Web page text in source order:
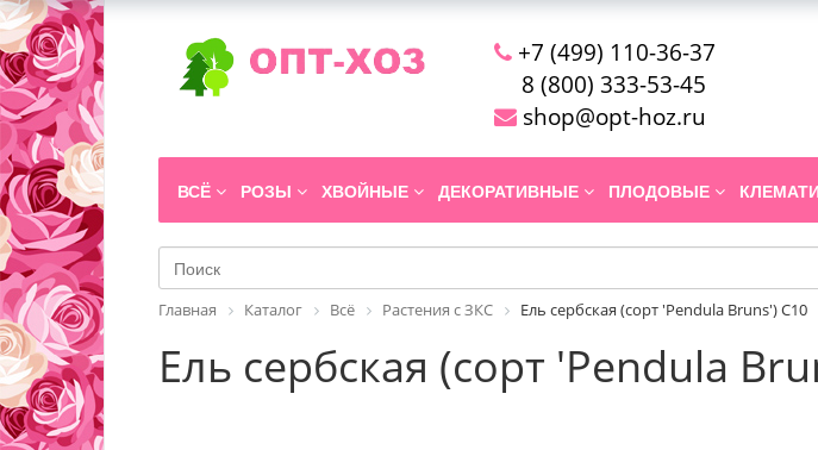
+7 (499) 110-36-37
8 (800) 333-53-45
shop@opt-hoz.ru
ВСЁ РОЗЫ ХВОЙНЫЕ ДЕКОРАТИВНЫЕ ПЛОДОВЫЕ
Главная Каталог Всё Растения с ЗКС Ель сербская (сорт 'Pendula Bruns') C10
Ель сербская (сорт 'Pendula